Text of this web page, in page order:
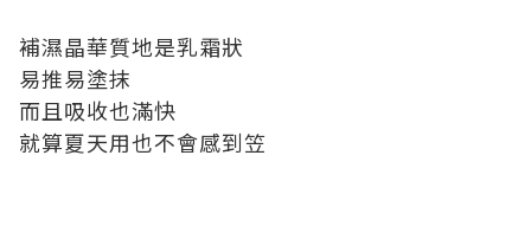
補濕晶華質地是乳霜狀
易推易塗抹
而且吸收也滿快
就算夏天用也不會感到笠